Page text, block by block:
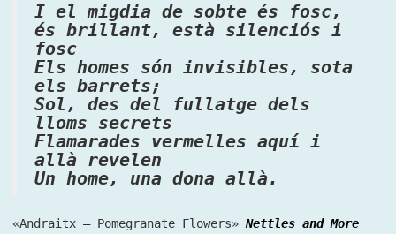
I el migdia de sobte és fosc,
és brillant, està silenciós i
fosc
Els homes són invisibles, sota
els barrets;
Sol, des del fullatge dels
lloms secrets
Flamarades vermelles aquí i
allà revelen
Un home, una dona allà.
«Andraitx – Pomegranate Flowers» Nettles and More